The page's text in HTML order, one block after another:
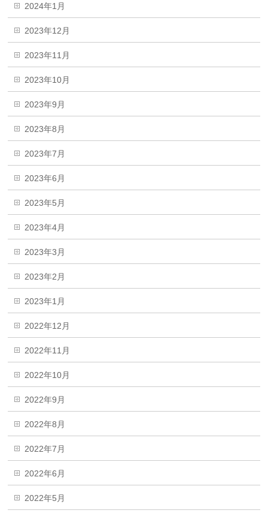
2024年1月
2023年12月
2023年11月
2023年10月
2023年9月
2023年8月
2023年7月
2023年6月
2023年5月
2023年4月
2023年3月
2023年2月
2023年1月
2022年12月
2022年11月
2022年10月
2022年9月
2022年8月
2022年7月
2022年6月
2022年5月